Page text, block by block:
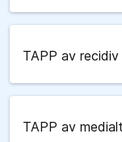
TAPP av
TAPP av